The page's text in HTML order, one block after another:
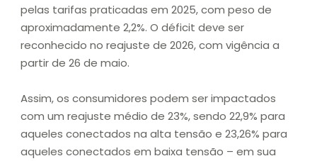
pelas tarifas praticadas em 2025, com peso de
aproximadamente 2,2%. O déficit deve ser
reconhecido no reajuste de 2026, com vigência a
partir de 26 de maio.
Assim, os consumidores podem ser impactados
com um reajuste médio de 23%, sendo 22,9% para
aqueles conectados na alta tensão e 23,26% para
aqueles conectados em baixa tensão – em sua